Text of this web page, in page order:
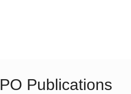
Publications